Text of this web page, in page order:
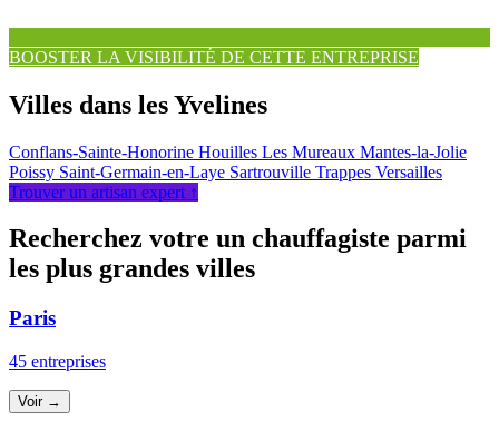
BOOSTER LA VISIBILITÉ DE CETTE ENTREPRISE
Villes dans les Yvelines
Conflans-Sainte-Honorine Houilles Les Mureaux Mantes-la-Jolie
Poissy Saint-Germain-en-Laye Sartrouville Trappes Versailles
Trouver un artisan expert ↑
Recherchez votre un chauffagiste parmi
les plus grandes villes
Paris
45 entreprises
Voir →